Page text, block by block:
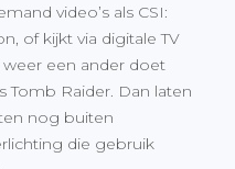
video’s als CSI:
of kijkt via digitale TV
weer een ander doet
Tomb Raider. Dan laten
nog buiten
die gebruik